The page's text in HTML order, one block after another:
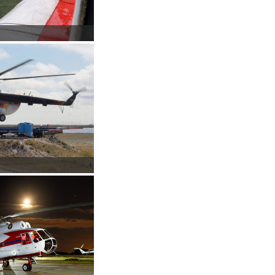
вариант.
в Улан-Удэ.
ТВ3–117. Разравбатывался в 1964–1971 годах.
вариант с салоном «люкс», рассчитанный на
транспортного вертолёта Ми-8Т. Двигатели для
а также пулеметную установку в носовой части
балке.
транспортно-боевому вертолету. Установлены
на входе в воздухозаборники. Для борьбы с
импульсных ИК-сигналов. В 1979–1988 гг.
до 6000 м. Разработан в 1985-1987 годах.